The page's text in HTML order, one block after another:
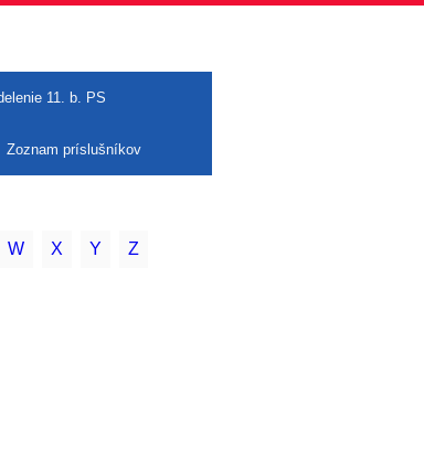
11. b. PS
Zoznam príslušníkov
W X Y Z